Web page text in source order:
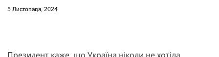
5 Листопада, 2024